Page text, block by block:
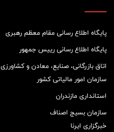
پایگاه اطلاع رسانی مقام معظم رهبری
پایگاه اطلاع رسانی رییس جمهور
اتاق بازرگانی، صنایع، معادن و کشاورزی
سازمان امور مالیاتی کشور
استانداری مازندران
سازمان بسیج اصناف
خبرگزاری ایرنا